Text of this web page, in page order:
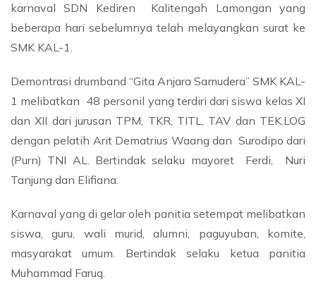
karnaval SDN Kediren Kalitengah Lamongan yang
beberapa hari sebelumnya telah melayangkan surat ke
SMK KAL-1.
Demontrasi drumband “Gita Anjara Samudera” SMK KAL-
1 melibatkan 48 personil yang terdiri dari siswa kelas XI
dan XII dari jurusan TPM, TKR, TITL, TAV dan TEK.LOG
dengan pelatih Arit Dematrius Waang dan Surodipo dari
(Purn) TNI AL. Bertindak selaku mayoret Ferdi, Nuri
Tanjung dan Elifiana.
Karnaval yang di gelar oleh panitia setempat melibatkan
siswa, guru, wali murid, alumni, paguyuban, komite,
masyarakat umum. Bertindak selaku ketua panitia
Muhammad Faruq.